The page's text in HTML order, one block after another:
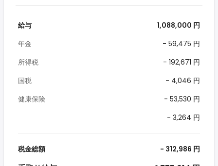
給与
1,088,000 円
年金
- 59,475 円
所得税
- 192,671 円
国税
- 4,046 円
健康保険
- 53,530 円
- 3,264 円
税金総額 - 312,986 円